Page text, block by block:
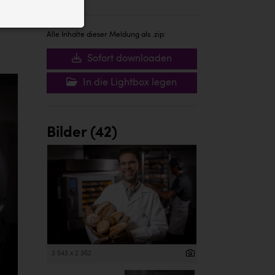
Alle Inhalte dieser Meldung als .zip:
Sofort downloaden
In die Lightbox legen
Bilder (42)
3 543 x 2 362
Website